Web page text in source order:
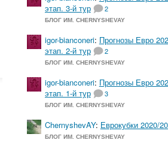
этап. 3-й тур
2
БЛОГ ИМ. CHERNYSHEVAY
igor-bianconeri: Прогнозы Евро
этап. 2-й тур
2
БЛОГ ИМ. CHERNYSHEVAY
igor-bianconeri: Прогнозы Евро
этап. 1-й тур
3
БЛОГ ИМ. CHERNYSHEVAY
ChernyshevAY: Еврокубки 2020/
БЛОГ ИМ. CHERNYSHEVAY